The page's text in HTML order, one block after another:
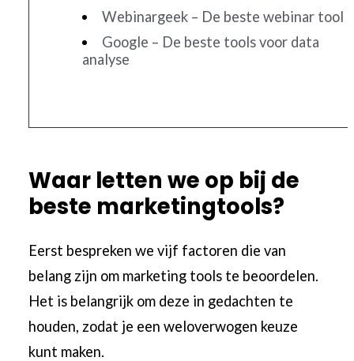
Webinargeek – De beste webinar tool
Google – De beste tools voor data
analyse
Waar letten we op bij de
beste marketingtools?
Eerst bespreken we vijf factoren die van
belang zijn om marketing tools te beoordelen.
Het is belangrijk om deze in gedachten te
houden, zodat je een weloverwogen keuze
kunt maken.